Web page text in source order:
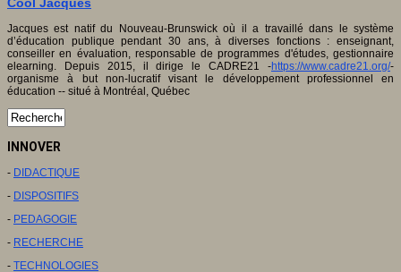
Jacques est natif du Nouveau-Brunswick où il a travaillé dans le système
d’éducation publique pendant 30 ans, à diverses fonctions : enseignant,
conseiller en évaluation, responsable de programmes d'études, gestionnaire
elearning. Depuis 2015, il dirige le CADRE21 -https://www.cadre21.org/-
organisme à but non-lucratif visant le développement professionnel en
éducation -- situé à Montréal, Québec
INNOVER
- DIDACTIQUE
- DISPOSITIFS
- PEDAGOGIE
- RECHERCHE
- TECHNOLOGIES